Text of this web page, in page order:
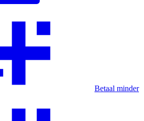
Betaal minder